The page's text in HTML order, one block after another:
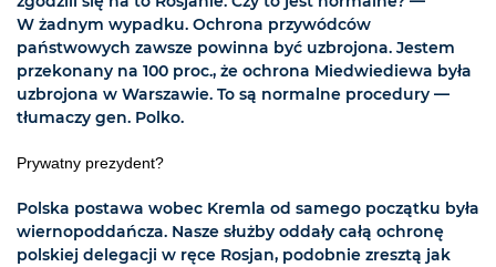
W żadnym wypadku. Ochrona przywódców
państwowych zawsze powinna być uzbrojona. Jestem
przekonany na 100 proc., że ochrona Miedwiediewa była
uzbrojona w Warszawie. To są normalne procedury —
tłumaczy gen. Polko.
Prywatny prezydent?
Polska postawa wobec Kremla od samego początku była
wiernopoddańcza. Nasze służby oddały całą ochronę
polskiej delegacji w ręce Rosjan, podobnie zresztą jak